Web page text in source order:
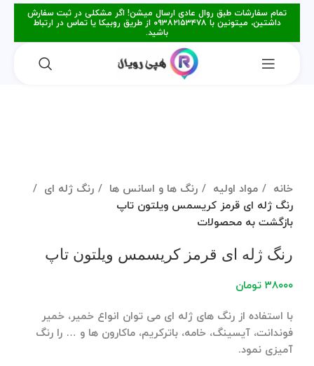
تمام سفارشات طبق روال عادی ارسال میشن! اگر مشکلی در ثبت سفارش
داشتین، میتونین با ۰۹۳۸۲۱۵۳۴۷۸ از طریق روبیکا یا تماس در ارتباط
باشید.
خانه
مواد اولیه رنگ ها و اسانس ها
رنگ ژله ای
رنگ ژله ای قرمز کریسمس ویلتون تاپ
بازگشت به محصولات
رنگ ژله ای قرمز کریسمس ویلتون تاپ
۳۸۰۰۰ تومان
با استفاده از رنگ های ژله ای می توان انواع خمیر، خمیر
فوندانت، آیسینگ، خامه، باترکریم، ماکارون ها و … را رنگ
آمیزی نمود.